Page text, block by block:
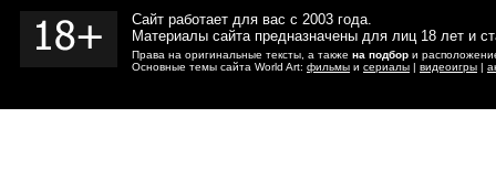
Сайт работает для вас с 2003 года.
Материалы сайта предназначены для лиц 18 лет и
Права на оригинальные тексты, а также на подбор и
Основные темы сайта World Art: фильмы и сериалы | видеоигры |